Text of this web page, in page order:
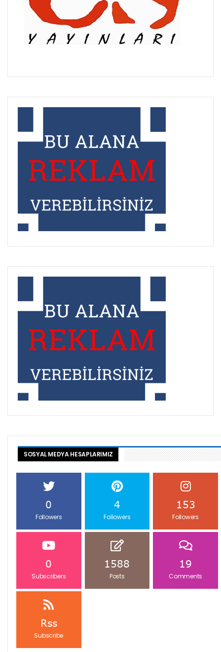
SOSYAL MEDYA HESAPLARIMIZ
0
Followers
4
Followers
153
Followers
0
Subscribers
1588
Posts
19
Comments
Rss
Subscribe